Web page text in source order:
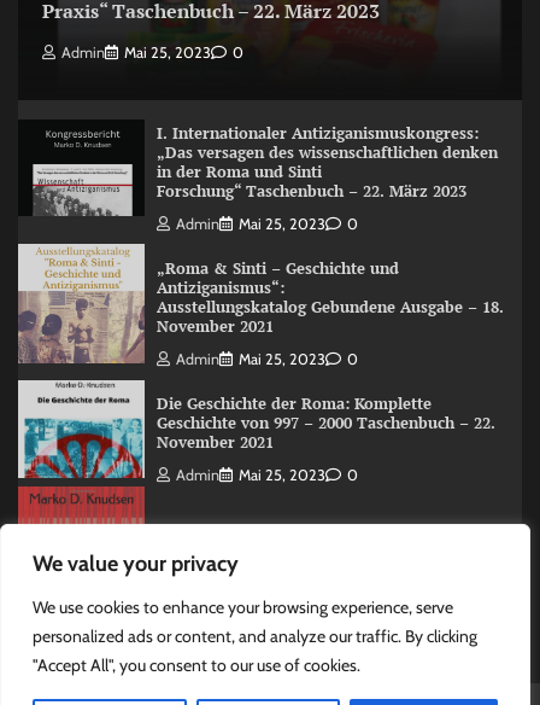
We value your privacy
We use cookies to enhance your browsing experience, serve
personalized ads or content, and analyze our traffic. By clicking
"Accept All", you consent to our use of cookies.
Praxis“ Taschenbuch – 22. März 2023
Admin Mai 25, 2023 0
I. Internationaler Antiziganismuskongress:
„Das versagen des wissenschaftlichen denken
in der Roma und Sinti
Forschung“ Taschenbuch – 22. März 2023
Admin Mai 25, 2023 0
„Roma & Sinti – Geschichte und
Antiziganismus“:
Ausstellungskatalog Gebundene Ausgabe – 18.
November 2021
Admin Mai 25, 2023 0
Die Geschichte der Roma: Komplette
Geschichte von 997 – 2000 Taschenbuch – 22.
November 2021
Admin Mai 25, 2023 0
The Roma (Romani) History: A Overview 997
-2000 Taschenbuch – 15. Juni 2020
Admin Mai 25, 2023 0